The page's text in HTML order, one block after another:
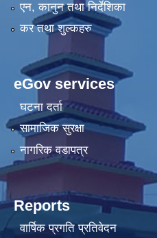
एन, कानुन तथा निर्देशिका
कर तथा शुल्कहरु
eGov services
घटना दर्ता
सामाजिक सुरक्षा
नागरिक वडापत्र
Reports
वार्षिक प्रगति प्रतिवेदन